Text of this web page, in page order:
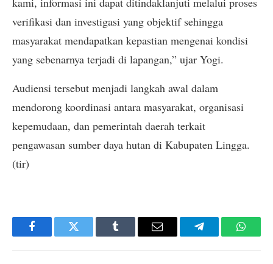
verifikasi dan investigasi yang objektif sehingga
masyarakat mendapatkan kepastian mengenai kondisi
yang sebenarnya terjadi di lapangan,” ujar Yogi.
Audiensi tersebut menjadi langkah awal dalam
mendorong koordinasi antara masyarakat, organisasi
kepemudaan, dan pemerintah daerah terkait
pengawasan sumber daya hutan di Kabupaten Lingga.
(tir)
FacebookTwitter Tumblr Email Telegram